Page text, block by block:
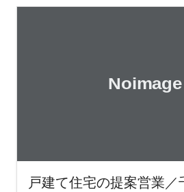
戸建て住宅の提案営業